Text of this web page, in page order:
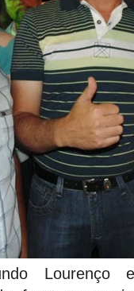
Lourenço